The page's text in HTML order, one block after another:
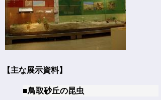
【主な展示資料】
■鳥取砂丘の昆虫